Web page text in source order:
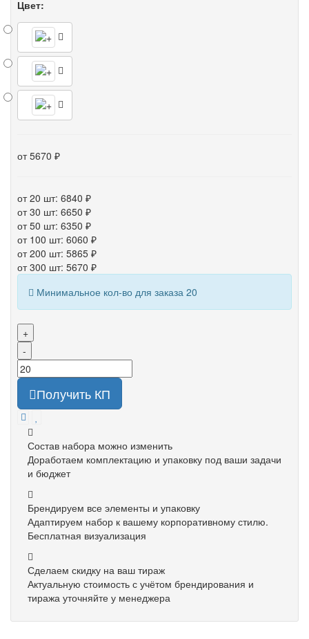
Цвет:
от 5670 ₽
от 20 шт: 6840 ₽
от 30 шт: 6650 ₽
от 50 шт: 6350 ₽
от 100 шт: 6060 ₽
от 200 шт: 5865 ₽
от 300 шт: 5670 ₽
Минимальное кол-во для заказа 20
+
-
Получить КП
Состав набора можно изменить
Доработаем комплектацию и упаковку под ваши задачи
и бюджет
Брендируем все элементы и упаковку
Адаптируем набор к вашему корпоративному стилю.
Бесплатная визуализация
Сделаем скидку на ваш тираж
Актуальную стоимость с учётом брендирования и
тиража уточняйте у менеджера